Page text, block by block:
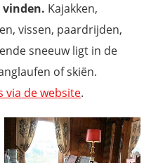
vinden. Kajakken,
vissen, paardrijden,
sneeuw ligt in de
of skiën.
via de website.